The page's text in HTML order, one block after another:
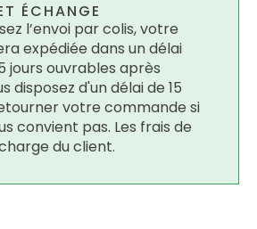
ÉCHANGE
l’envoi par colis, votre
expédiée dans un délai
jours ouvrables après
disposez d'un délai de 15
votre commande si
convient pas. Les frais de
du client.